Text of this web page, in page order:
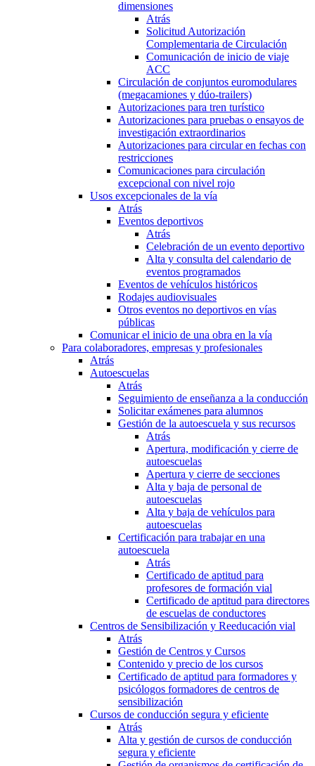
dimensiones
Atrás
Solicitud Autorización
Complementaria de Circulación
Comunicación de inicio de viaje
ACC
Circulación de conjuntos euromodulares
(megacamiones y dúo-trailers)
Autorizaciones para tren turístico
Autorizaciones para pruebas o ensayos de
investigación extraordinarios
Autorizaciones para circular en fechas con
restricciones
Comunicaciones para circulación
excepcional con nivel rojo
Usos excepcionales de la vía
Atrás
Eventos deportivos
Atrás
Celebración de un evento deportivo
Alta y consulta del calendario de
eventos programados
Eventos de vehículos históricos
Rodajes audiovisuales
Otros eventos no deportivos en vías
públicas
Comunicar el inicio de una obra en la vía
Para colaboradores, empresas y profesionales
Atrás
Autoescuelas
Atrás
Seguimiento de enseñanza a la conducción
Solicitar exámenes para alumnos
Gestión de la autoescuela y sus recursos
Atrás
Apertura, modificación y cierre de
autoescuelas
Apertura y cierre de secciones
Alta y baja de personal de
autoescuelas
Alta y baja de vehículos para
autoescuelas
Certificación para trabajar en una
autoescuela
Atrás
Certificado de aptitud para
profesores de formación vial
Certificado de aptitud para directores
de escuelas de conductores
Centros de Sensibilización y Reeducación vial
Atrás
Gestión de Centros y Cursos
Contenido y precio de los cursos
Certificado de aptitud para formadores y
psicólogos formadores de centros de
sensibilización
Cursos de conducción segura y eficiente
Atrás
Alta y gestión de cursos de conducción
segura y eficiente